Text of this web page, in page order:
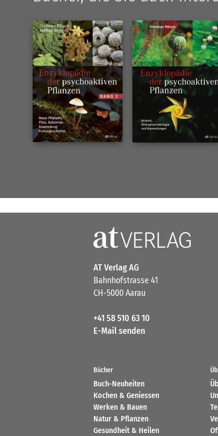
AT Verlag AG
Bahnhofstrasse 41
CH-5000 Aarau
+41 58 510 63 10
E-Mail senden
Bücher
Buch-Neuheiten
Kochen & Geniessen
Werken & Bauen
Natur & Pflanzen
Gesundheit & Heilen